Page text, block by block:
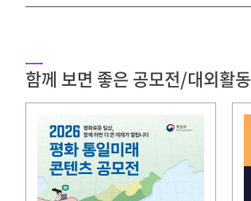
함께 보면 좋은 공모전/대외활동